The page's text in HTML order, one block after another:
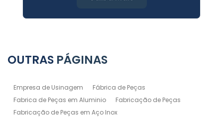
OUTRAS PÁGINAS
Empresa de Usinagem
Fábrica de Peças
Fabrica de Peças em Aluminio
Fabricação de Peças
Fabricação de Peças em Aço Inox